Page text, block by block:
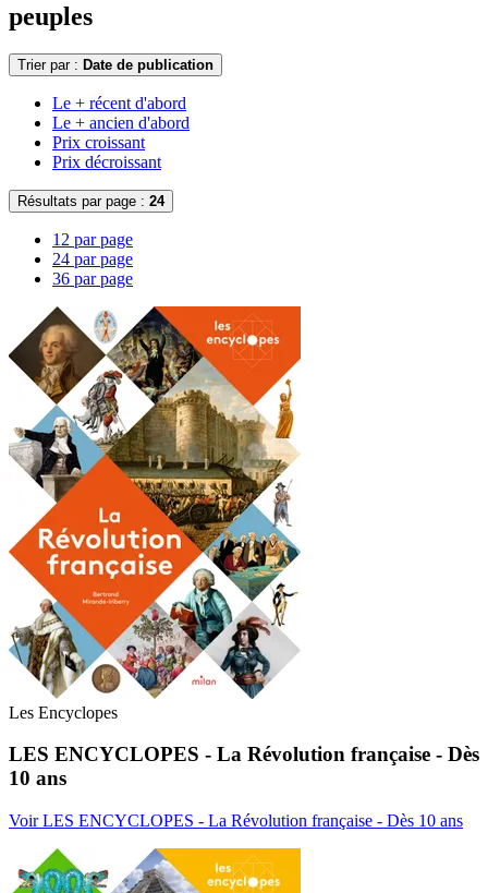
peuples
Trier par : Date de publication
Le + récent d'abord
Le + ancien d'abord
Prix croissant
Prix décroissant
Résultats par page : 24
12 par page
24 par page
36 par page
Les Encyclopes
LES ENCYCLOPES - La Révolution française - Dès
10 ans
Voir LES ENCYCLOPES - La Révolution française - Dès 10 ans